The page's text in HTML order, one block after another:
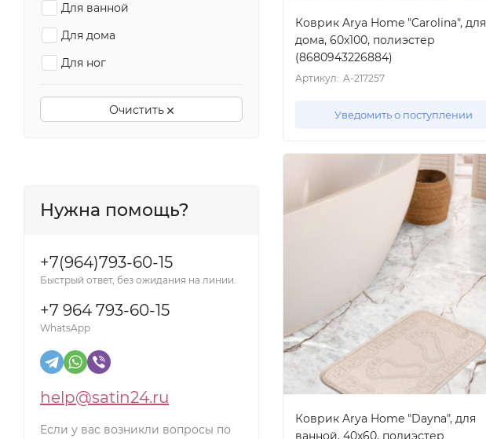
50x75
50x80
60x90
60x100
65x115
80x120
80x200
90x90
100x150
120x160
Для ванной
Для дома
Для ног
Очистить
Нужна помощь?
+7(964)793-60-15
Быстрый ответ, без ожидания на линии.
+7 964 793-60-15
WhatsApp
help@satin24.ru
Если у вас возникли вопросы по
Коврик Arya Home "Carolina", для
дома, 60x100, полиэстер
(8680943226884)
Артикул: A-217257
Уведомить о поступлении
Коврик Arya Home "Dayna", для
ванной, 40x60, полиэстер